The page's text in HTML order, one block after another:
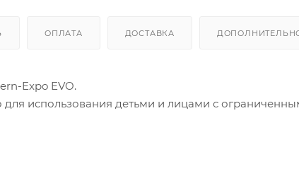
ОПЛАТА ДОСТАВКА
Expo EVO.
для использования детьми и лицами с